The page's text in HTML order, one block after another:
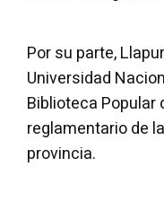
Por su parte,
Universidad
Biblioteca
reglamentario de
provincia.